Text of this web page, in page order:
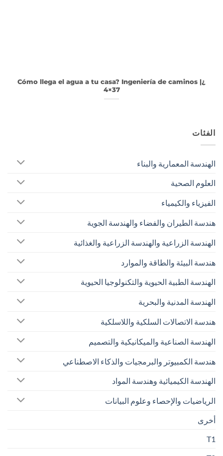
¿Cómo llega el agua a tu casa? Ingeniería de caminos |
4×37
الفئات
الهندسة المعمارية والبناء
العلوم الصحية
الفيزياء والكيمياء
هندسة الطيران والفضاء والهندسة الجوية
الهندسة الزراعية والهندسة الزراعية والغذائية
هندسة البيئة والطاقة والموارد
الهندسة الطبية الحيوية والتكنولوجيا الحيوية
الهندسة المدنية والبحرية
هندسة الاتصالات السلكية واللاسلكية
الهندسة الصناعية والميكانيكية والتصميم
هندسة الكمبيوتر والبرمجيات والذكاء الاصطناعي
الهندسة الكيميائية وهندسة المواد
الرياضيات والإحصاء وعلوم البيانات
أخرى
T1